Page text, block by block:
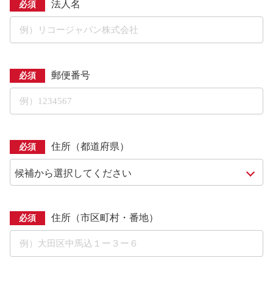
必須 法人名
必須 郵便番号
必須 住所（都道府県）
必須 住所（市区町村・番地）